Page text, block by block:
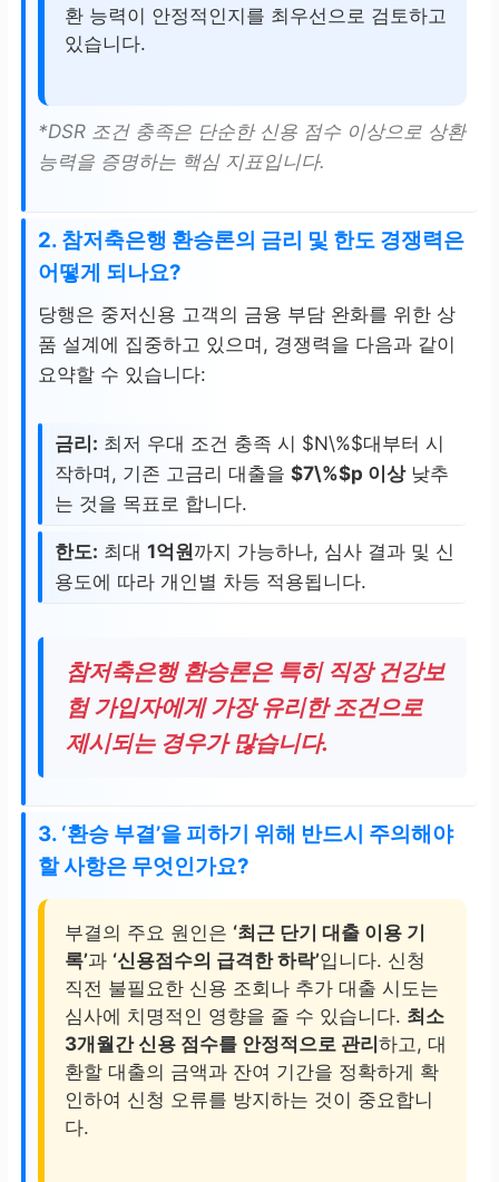
환 능력이 안정적인지를 최우선으로 검토하고
있습니다.
*DSR 조건 충족은 단순한 신용 점수 이상으로 상환
능력을 증명하는 핵심 지표입니다.
2. 참저축은행 환승론의 금리 및 한도 경쟁력은
어떻게 되나요?
당행은 중저신용 고객의 금융 부담 완화를 위한 상
품 설계에 집중하고 있으며, 경쟁력을 다음과 같이
요약할 수 있습니다:
금리: 최저 우대 조건 충족 시 $N\%$대부터 시
작하며, 기존 고금리 대출을 $7\%$p 이상낮추
는 것을 목표로 합니다.
한도: 최대 1억원까지 가능하나, 심사 결과 및 신
용도에 따라 개인별 차등 적용됩니다.
참저축은행 환승론은 특히 직장 건강보
험 가입자에게 가장 유리한 조건으로
제시되는 경우가 많습니다.
3. ‘환승 부결’을 피하기 위해 반드시 주의해야
할 사항은 무엇인가요?
부결의 주요 원인은 ‘최근 단기 대출 이용 기
록’과 ‘신용점수의 급격한 하락’입니다. 신청
직전 불필요한 신용 조회나 추가 대출 시도는
심사에 치명적인 영향을 줄 수 있습니다. 최소
3개월간 신용 점수를 안정적으로 관리 하고, 대
환할 대출의 금액과 잔여 기간을 정확하게 확
인하여 신청 오류를 방지하는 것이 중요합니
다.